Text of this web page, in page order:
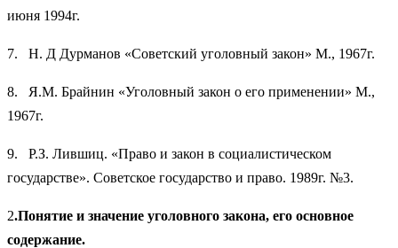
июня 1994г.
7. Н. Д Дурманов «Советский уголовный закон» М., 1967г.
8. Я.М. Брайнин «Уголовный закон о его применении» М.,
1967г.
9. Р.З. Лившиц. «Право и закон в социалистическом
государстве». Советское государство и право. 1989г. №3.
2.Понятие и значение уголовного закона, его основное
содержание.